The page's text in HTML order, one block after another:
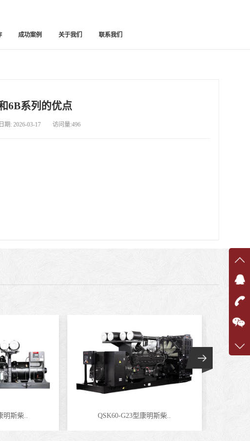
成功案例 关于我们 联系我们
6B系列的优点
期: 2026-03-17 访问量:496
明斯柴.. QSK60-G23型康明斯柴..
在线
在
咨询
客服